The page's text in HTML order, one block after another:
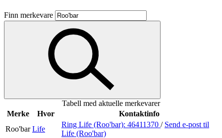
Butikker
Mat og drikke
Aktiviteter
Inspirasjon
Finn merkevare
Tabell med aktuelle merkevarer
Merke
Hvor
Kontaktinfo
Roo'bar Life
Ring Life (Roo'bar): 46411370 / Send e-post til
Life (Roo'bar)